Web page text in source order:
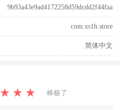
9b93a43e9ad4172258d59dcdd2f44faa
com.xs1h.store
简体中文
★ ★ ★ 棒极了